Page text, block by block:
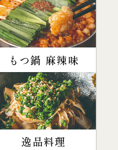
もつ鍋 麻辣味
逸品料理